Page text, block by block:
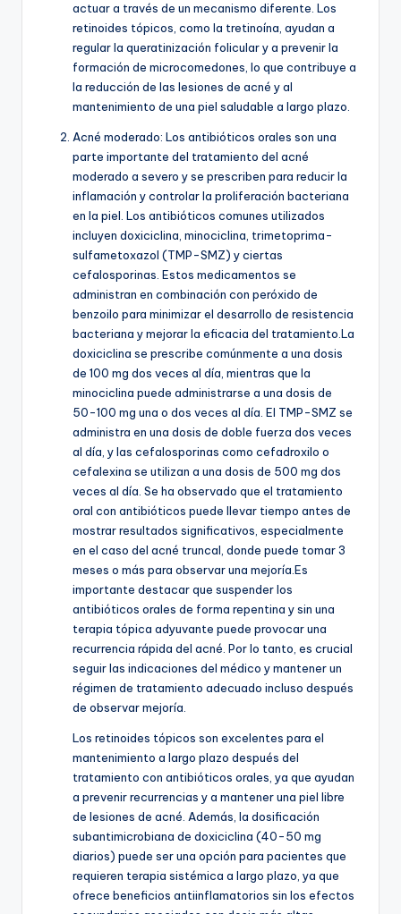
actuar a través de un mecanismo diferente. Los
retinoides tópicos, como la tretinoína, ayudan a
regular la queratinización folicular y a prevenir la
formación de microcomedones, lo que contribuye a
la reducción de las lesiones de acné y al
mantenimiento de una piel saludable a largo plazo.
Acné moderado: Los antibióticos orales son una
parte importante del tratamiento del acné
moderado a severo y se prescriben para reducir la
inflamación y controlar la proliferación bacteriana
en la piel. Los antibióticos comunes utilizados
incluyen doxiciclina, minociclina, trimetoprima-
sulfametoxazol (TMP-SMZ) y ciertas
cefalosporinas. Estos medicamentos se
administran en combinación con peróxido de
benzoilo para minimizar el desarrollo de resistencia
bacteriana y mejorar la eficacia del tratamiento.La
doxiciclina se prescribe comúnmente a una dosis
de 100 mg dos veces al día, mientras que la
minociclina puede administrarse a una dosis de
50-100 mg una o dos veces al día. El TMP-SMZ se
administra en una dosis de doble fuerza dos veces
al día, y las cefalosporinas como cefadroxilo o
cefalexina se utilizan a una dosis de 500 mg dos
veces al día. Se ha observado que el tratamiento
oral con antibióticos puede llevar tiempo antes de
mostrar resultados significativos, especialmente
en el caso del acné truncal, donde puede tomar 3
meses o más para observar una mejoría.Es
importante destacar que suspender los
antibióticos orales de forma repentina y sin una
terapia tópica adyuvante puede provocar una
recurrencia rápida del acné. Por lo tanto, es crucial
seguir las indicaciones del médico y mantener un
régimen de tratamiento adecuado incluso después
de observar mejoría.
Los retinoides tópicos son excelentes para el
mantenimiento a largo plazo después del
tratamiento con antibióticos orales, ya que ayudan
a prevenir recurrencias y a mantener una piel libre
de lesiones de acné. Además, la dosificación
subantimicrobiana de doxiciclina (40-50 mg
diarios) puede ser una opción para pacientes que
requieren terapia sistémica a largo plazo, ya que
ofrece beneficios antiinflamatorios sin los efectos